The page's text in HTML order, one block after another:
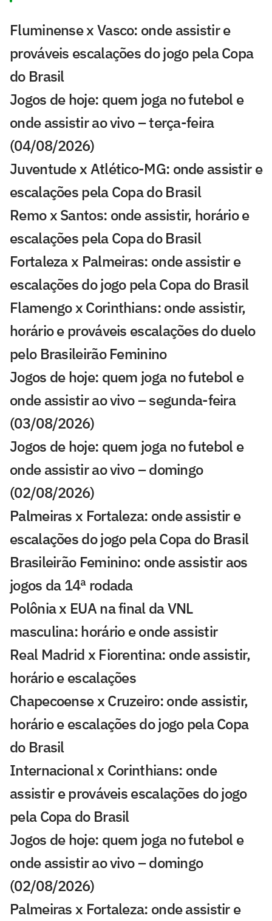
Fluminense x Vasco: onde assistir e
prováveis escalações do jogo pela Copa
do Brasil
Jogos de hoje: quem joga no futebol e
onde assistir ao vivo – terça-feira
(04/08/2026)
Juventude x Atlético-MG: onde assistir e
escalações pela Copa do Brasil
Remo x Santos: onde assistir, horário e
escalações pela Copa do Brasil
Fortaleza x Palmeiras: onde assistir e
escalações do jogo pela Copa do Brasil
Flamengo x Corinthians: onde assistir,
horário e prováveis escalações do duelo
pelo Brasileirão Feminino
Jogos de hoje: quem joga no futebol e
onde assistir ao vivo – segunda-feira
(03/08/2026)
Jogos de hoje: quem joga no futebol e
onde assistir ao vivo – domingo
(02/08/2026)
Palmeiras x Fortaleza: onde assistir e
escalações do jogo pela Copa do Brasil
Brasileirão Feminino: onde assistir aos
jogos da 14ª rodada
Polônia x EUA na final da VNL
masculina: horário e onde assistir
Real Madrid x Fiorentina: onde assistir,
horário e escalações
Chapecoense x Cruzeiro: onde assistir,
horário e escalações do jogo pela Copa
do Brasil
Internacional x Corinthians: onde
assistir e prováveis escalações do jogo
pela Copa do Brasil
Jogos de hoje: quem joga no futebol e
onde assistir ao vivo – domingo
(02/08/2026)
Palmeiras x Fortaleza: onde assistir e